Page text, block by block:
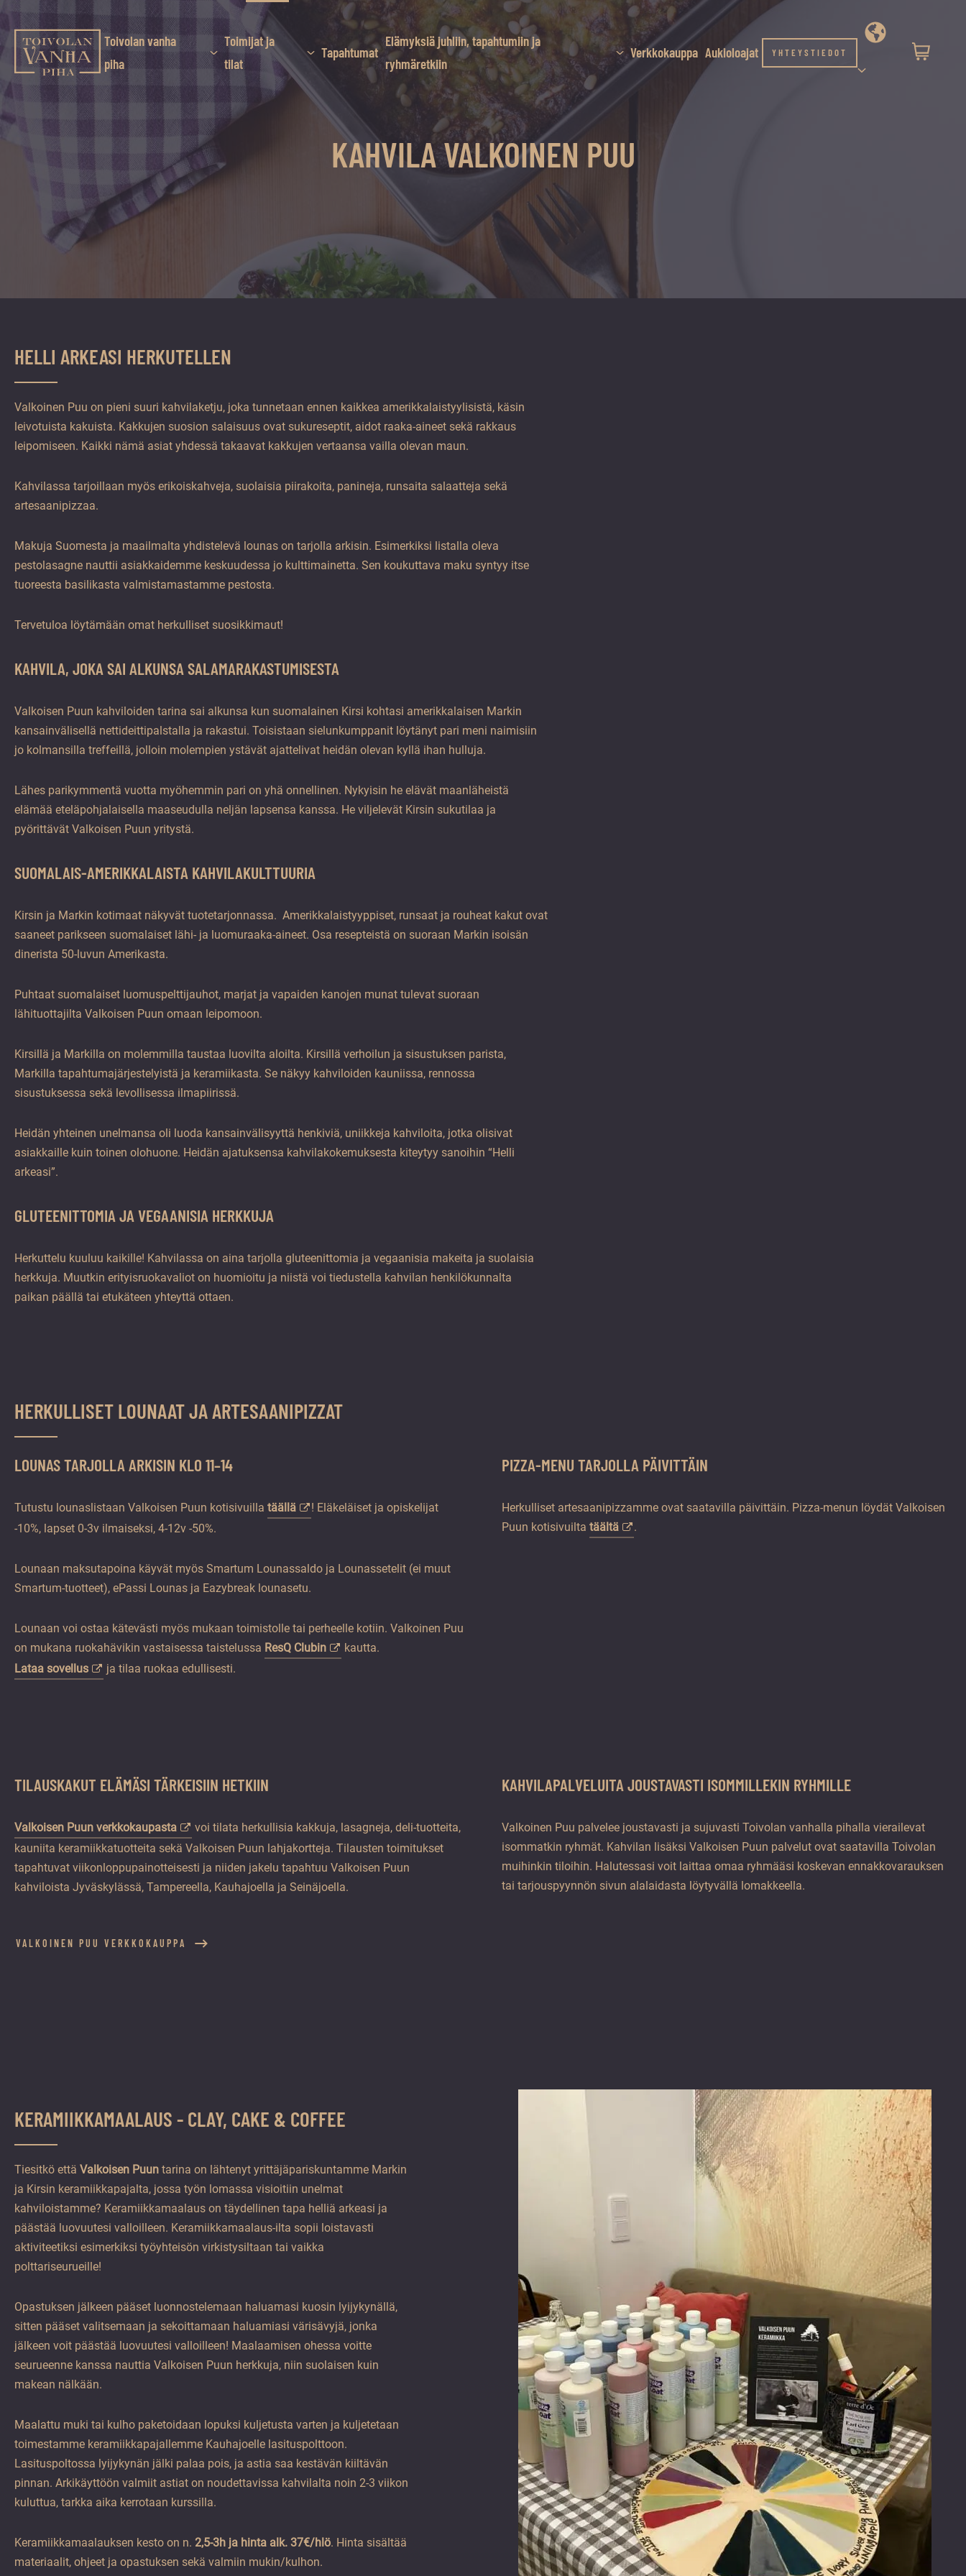
Siirry
suoraan
sisältöön
Toivolan vanha piha
Jyväskylän
kauneimmassa
pihapiirissä
kiireettömiä
hetkiä
Toivolan vanha
piha
Toimijat ja
tilat
Tapahtumat
Elämyksiä juhliin, tapahtumiin ja
ryhmäretkiin
Verkkokauppa Aukioloajat YHTEYSTIEDOT
KAHVILA VALKOINEN PUU
HELLI ARKEASI HERKUTELLEN
Valkoinen Puu on pieni suuri kahvilaketju, joka tunnetaan ennen kaikkea amerikkalaistyylisistä, käsin
leivotuista kakuista. Kakkujen suosion salaisuus ovat sukureseptit, aidot raaka-aineet sekä rakkaus
leipomiseen. Kaikki nämä asiat yhdessä takaavat kakkujen vertaansa vailla olevan maun.
Kahvilassa tarjoillaan myös erikoiskahveja, suolaisia piirakoita, panineja, runsaita salaatteja sekä
artesaanipizzaa.
Makuja Suomesta ja maailmalta yhdistelevä lounas on tarjolla arkisin. Esimerkiksi listalla oleva
pestolasagne nauttii asiakkaidemme keskuudessa jo kulttimainetta. Sen koukuttava maku syntyy itse
tuoreesta basilikasta valmistamastamme pestosta.
Tervetuloa löytämään omat herkulliset suosikkimaut!
KAHVILA, JOKA SAI ALKUNSA SALAMARAKASTUMISESTA
Valkoisen Puun kahviloiden tarina sai alkunsa kun suomalainen Kirsi kohtasi amerikkalaisen Markin
kansainvälisellä nettideittipalstalla ja rakastui. Toisistaan sielunkumppanit löytänyt pari meni naimisiin
jo kolmansilla treffeillä, jolloin molempien ystävät ajattelivat heidän olevan kyllä ihan hulluja.
Lähes parikymmentä vuotta myöhemmin pari on yhä onnellinen. Nykyisin he elävät maanläheistä
elämää eteläpohjalaisella maaseudulla neljän lapsensa kanssa. He viljelevät Kirsin sukutilaa ja
pyörittävät Valkoisen Puun yritystä.
SUOMALAIS-AMERIKKALAISTA KAHVILAKULTTUURIA
Kirsin ja Markin kotimaat näkyvät tuotetarjonnassa. Amerikkalaistyyppiset, runsaat ja rouheat kakut ovat
saaneet parikseen suomalaiset lähi- ja luomuraaka-aineet. Osa resepteistä on suoraan Markin isoisän
dinerista 50-luvun Amerikasta.
Puhtaat suomalaiset luomuspelttijauhot, marjat ja vapaiden kanojen munat tulevat suoraan
lähituottajilta Valkoisen Puun omaan leipomoon.
Kirsillä ja Markilla on molemmilla taustaa luovilta aloilta. Kirsillä verhoilun ja sisustuksen parista,
Markilla tapahtumajärjestelyistä ja keramiikasta. Se näkyy kahviloiden kauniissa, rennossa
sisustuksessa sekä levollisessa ilmapiirissä.
Heidän yhteinen unelmansa oli luoda kansainvälisyyttä henkiviä, uniikkeja kahviloita, jotka olisivat
asiakkaille kuin toinen olohuone. Heidän ajatuksensa kahvilakokemuksesta kiteytyy sanoihin “Helli
arkeasi”.
GLUTEENITTOMIA JA VEGAANISIA HERKKUJA
Herkuttelu kuuluu kaikille! Kahvilassa on aina tarjolla gluteenittomia ja vegaanisia makeita ja suolaisia
herkkuja. Muutkin erityisruokavaliot on huomioitu ja niistä voi tiedustella kahvilan henkilökunnalta
paikan päällä tai etukäteen yhteyttä ottaen.
HERKULLISET LOUNAAT JA ARTESAANIPIZZAT
LOUNAS TARJOLLA ARKISIN KLO 11–14
Tutustu lounaslistaan Valkoisen Puun kotisivuilla täällä
! Eläkeläiset ja opiskelijat
-10%, lapset 0-3v ilmaiseksi, 4-12v -50%.
Lounaan maksutapoina käyvät myös Smartum Lounassaldo ja Lounassetelit (ei muut
Smartum-tuotteet), ePassi Lounas ja Eazybreak lounasetu.
Lounaan voi ostaa kätevästi myös mukaan toimistolle tai perheelle kotiin. Valkoinen Puu
on mukana ruokahävikin vastaisessa taistelussa ResQ Clubin
kautta.
Lataa sovellus
ja tilaa ruokaa edullisesti.
PIZZA-MENU TARJOLLA PÄIVITTÄIN
Herkulliset artesaanipizzamme ovat saatavilla päivittäin. Pizza-menun löydät Valkoisen
Puun kotisivuiltatäältä .
TILAUSKAKUT ELÄMÄSI TÄRKEISIIN HETKIIN
Valkoisen Puun verkkokaupasta
voi tilata herkullisia kakkuja, lasagneja, deli-tuotteita,
kauniita keramiikkatuotteita sekä Valkoisen Puun lahjakortteja. Tilausten toimitukset
tapahtuvat viikonloppupainotteisesti ja niiden jakelu tapahtuu Valkoisen Puun
kahviloista Jyväskylässä, Tampereella, Kauhajoella ja Seinäjoella.
VALKOINEN PUU VERKKOKAUPPA
KAHVILAPALVELUITA JOUSTAVASTI ISOMMILLEKIN RYHMILLE
Valkoinen Puu palvelee joustavasti ja sujuvasti Toivolan vanhalla pihalla vierailevat
isommatkin ryhmät. Kahvilan lisäksi Valkoisen Puun palvelut ovat saatavilla Toivolan
muihinkin tiloihin. Halutessasi voit laittaa omaa ryhmääsi koskevan ennakkovarauksen
tai tarjouspyynnön sivun alalaidasta löytyvällä lomakkeella.
KERAMIIKKAMAALAUS - CLAY, CAKE & COFFEE
Tiesitkö että Valkoisen Puun tarina on lähtenyt yrittäjäpariskuntamme Markin
ja Kirsin keramiikkapajalta, jossa työn lomassa visioitiin unelmat
kahviloistamme? Keramiikkamaalaus on täydellinen tapa helliä arkeasi ja
päästää luovuutesi valloilleen. Keramiikkamaalaus-ilta sopii loistavasti
aktiviteetiksi esimerkiksi työyhteisön virkistysiltaan tai vaikka
polttariseurueille!
Opastuksen jälkeen pääset luonnostelemaan haluamasi kuosin lyijykynällä,
sitten pääset valitsemaan ja sekoittamaan haluamiasi värisävyjä, jonka
jälkeen voit päästää luovuutesi valloilleen! Maalaamisen ohessa voitte
seurueenne kanssa nauttia Valkoisen Puun herkkuja, niin suolaisen kuin
makean nälkään.
Maalattu muki tai kulho paketoidaan lopuksi kuljetusta varten ja kuljetetaan
toimestamme keramiikkapajallemme Kauhajoelle lasituspolttoon.
Lasituspoltossa lyijykynän jälki palaa pois, ja astia saa kestävän kiiltävän
pinnan. Arkikäyttöön valmiit astiat on noudettavissa kahvilalta noin 2-3 viikon
kuluttua, tarkka aika kerrotaan kurssilla.
Keramiikkamaalauksen kesto on n. 2,5-3h ja hinta alk. 37€/hlö. Hinta sisältää
materiaalit, ohjeet ja opastuksen sekä valmiin mukin/kulhon.